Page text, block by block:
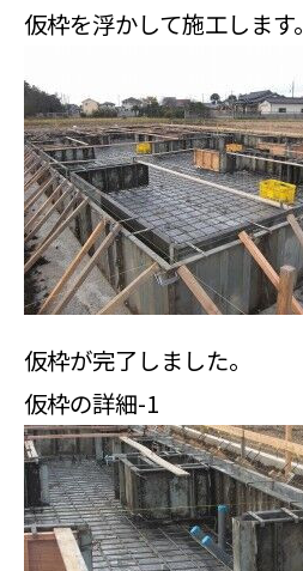
仮枠を浮かして施工します。
仮枠が完了しました。
仮枠の詳細-1